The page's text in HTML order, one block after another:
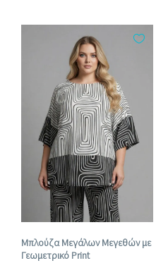
Μπλούζα Μεγάλων Μεγεθών με
Γεωμετρικό Print